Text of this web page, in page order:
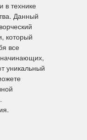
Туманова
2024 11:58
в технике
Данный
который
все
уникальный